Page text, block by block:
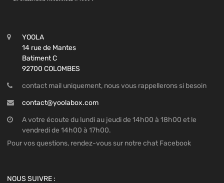
YOOLA
14 rue de Mantes
Batiment C
92700 COLOMBES
contact mail uniquement, nous vous rappellerons si besoin
contact@yoolabox.com
A votre écoute du lundi au jeudi de 14h00 à 18h00 et le
vendredi de 14h00 à 17h00.
Pour vos questions, rendez-vous sur notre chat Facebook
NOUS SUIVRE :